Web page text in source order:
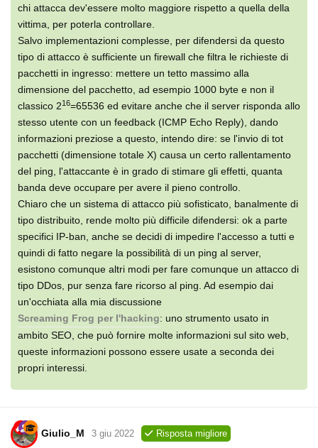
chi attacca dev'essere molto maggiore rispetto a quella della
vittima, per poterla controllare.
Salvo implementazioni complesse, per difendersi da questo
tipo di attacco è sufficiente un firewall che filtra le richieste di
pacchetti in ingresso: mettere un tetto massimo alla
dimensione del pacchetto, ad esempio 1000 byte e non il
classico 216=65536 ed evitare anche che il server risponda allo
stesso utente con un feedback (ICMP Echo Reply), dando
informazioni preziose a questo, intendo dire: se l'invio di tot
pacchetti (dimensione totale X) causa un certo rallentamento
del ping, l'attaccante è in grado di stimare gli effetti, quanta
banda deve occupare per avere il pieno controllo.
Chiaro che un sistema di attacco più sofisticato, banalmente di
tipo distribuito, rende molto più difficile difendersi: ok a parte
specifici IP-ban, anche se decidi di impedire l'accesso a tutti e
quindi di fatto negare la possibilità di un ping al server,
esistono comunque altri modi per fare comunque un attacco di
tipo DDos, pur senza fare ricorso al ping. Ad esempio dai
un'occhiata alla mia discussione
Screaming Frog per l'hacking: uno strumento usato in
ambito SEO, che può fornire molte informazioni sul sito web,
queste informazioni possono essere usate a seconda dei
propri interessi.
Giulio_M 3 giu 2022 Risposta migliore